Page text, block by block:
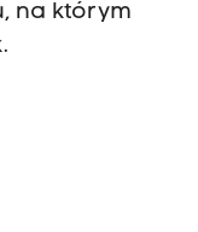
na którym